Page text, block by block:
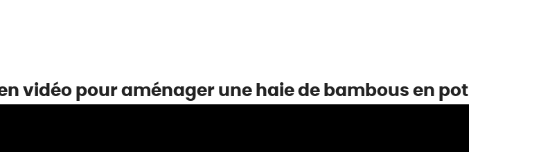
vidéo pour aménager une haie de bambous en pot